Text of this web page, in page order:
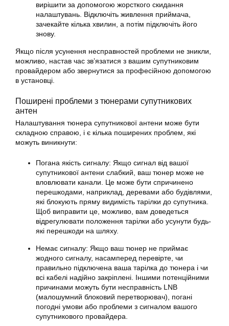
вирішити за допомогою жорсткого скидання
налаштувань. Відключіть живлення приймача,
зачекайте кілька хвилин, а потім підключіть його
знову.
Якщо після усунення несправностей проблеми не зникли,
можливо, настав час зв’язатися з вашим супутниковим
провайдером або звернутися за професійною допомогою
в установці.
Поширені проблеми з тюнерами супутникових
антен
Налаштування тюнера супутникової антени може бути
складною справою, і є кілька поширених проблем, які
можуть виникнути:
Погана якість сигналу: Якщо сигнал від вашої
супутникової антени слабкий, ваш тюнер може не
вловлювати канали. Це може бути спричинено
перешкодами, наприклад, деревами або будівлями,
які блокують пряму видимість тарілки до супутника.
Щоб виправити це, можливо, вам доведеться
відрегулювати положення тарілки або усунути будь-
які перешкоди на шляху.
Немає сигналу: Якщо ваш тюнер не приймає
жодного сигналу, насамперед перевірте, чи
правильно підключена ваша тарілка до тюнера і чи
всі кабелі надійно закріплені. Іншими потенційними
причинами можуть бути несправність LNB
(малошумний блоковий перетворювач), погані
погодні умови або проблеми з сигналом вашого
супутникового провайдера.